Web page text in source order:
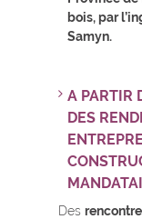
bois, par
Samyn.
A PARTIR
DES
Des